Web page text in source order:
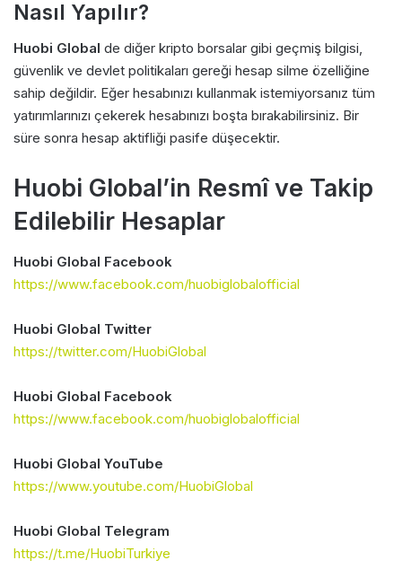
Nasıl Yapılır?
Huobi Global de diğer kripto borsalar gibi geçmiş bilgisi,
güvenlik ve devlet politikaları gereği hesap silme özelliğine
sahip değildir. Eğer hesabınızı kullanmak istemiyorsanız tüm
yatırımlarınızı çekerek hesabınızı boşta bırakabilirsiniz. Bir
süre sonra hesap aktifliği pasife düşecektir.
Huobi Global’in Resmî ve Takip
Edilebilir Hesaplar
Huobi Global Facebook
https://www.facebook.com/huobiglobalofficial
Huobi Global Twitter
https://twitter.com/HuobiGlobal
Huobi Global Facebook
https://www.facebook.com/huobiglobalofficial
Huobi Global YouTube
https://www.youtube.com/HuobiGlobal
Huobi Global Telegram
https://t.me/HuobiTurkiye